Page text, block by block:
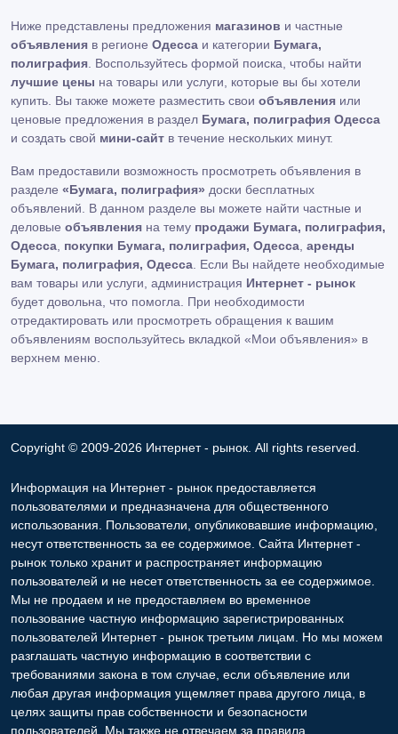
Ниже представлены предложения магазинов и частные
объявления в регионе Одесса и категории Бумага,
полиграфия. Воспользуйтесь формой поиска, чтобы найти
лучшие цены на товары или услуги, которые вы бы хотели
купить. Вы также можете разместить свои объявления или
ценовые предложения в раздел Бумага, полиграфия Одесса
и создать свой мини-сайт в течение нескольких минут.
Вам предоставили возможность просмотреть объявления в
разделе «Бумага, полиграфия» доски бесплатных
объявлений. В данном разделе вы можете найти частные и
деловые объявления на тему продажи Бумага, полиграфия,
Одесса, покупки Бумага, полиграфия, Одесса, аренды
Бумага, полиграфия, Одесса. Если Вы найдете необходимые
вам товары или услуги, администрация Интернет - рынок
будет довольна, что помогла. При необходимости
отредактировать или просмотреть обращения к вашим
объявлениям воспользуйтесь вкладкой «Мои объявления» в
верхнем меню.
Copyright © 2009-2026 Интернет - рынок. All rights reserved.
Информация на Интернет - рынок предоставляется
пользователями и предназначена для общественного
использования. Пользователи, опубликовавшие информацию,
несут ответственность за ее содержимое. Сайта Интернет -
рынок только хранит и распространяет информацию
пользователей и не несет ответственность за ее содержимое.
Мы не продаем и не предоставляем во временное
пользование частную информацию зарегистрированных
пользователей Интернет - рынок третьим лицам. Но мы можем
разглашать частную информацию в соответствии с
требованиями закона в том случае, если объявление или
любая другая информация ущемляет права другого лица, в
целях защиты прав собственности и безопасности
пользователей. Мы также не отвечаем за правила